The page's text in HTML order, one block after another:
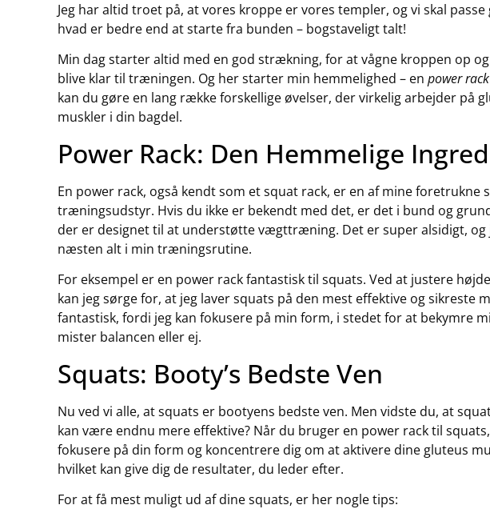
Jeg har altid troet på, at vores kroppe er vores templer, og vi skal passe
hvad er bedre end at starte fra bunden – bogstaveligt talt!
Min dag starter altid med en god strækning, for at vågne kroppen op
blive klar til træningen. Og her starter min hemmelighed – en power rack
kan du gøre en lang række forskellige øvelser, der virkelig arbejder på
muskler i din bagdel.
Power Rack: Den Hemmelige
En power rack, også kendt som et squat rack, er en af mine foretrukne
træningsudstyr. Hvis du ikke er bekendt med det, er det i bund og
der er designet til at understøtte vægttræning. Det er super alsidigt, og
næsten alt i min træningsrutine.
For eksempel er en power rack fantastisk til squats. Ved at justere
kan jeg sørge for, at jeg laver squats på den mest effektive og sikreste
fantastisk, fordi jeg kan fokusere på min form, i stedet for at bekymre
mister balancen eller ej.
Squats: Booty’s Bedste Ven
Nu ved vi alle, at squats er bootyens bedste ven. Men vidste du, at
kan være endnu mere effektive? Når du bruger en power rack til
fokusere på din form og koncentrere dig om at aktivere dine gluteus
hvilket kan give dig de resultater, du leder efter.
For at få mest muligt ud af dine squats, er her nogle tips: